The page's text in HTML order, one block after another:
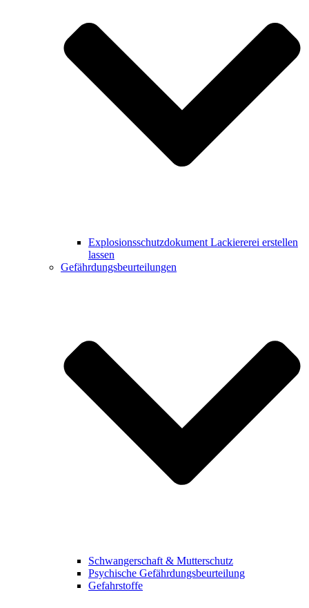
Explosionsschutzdokument Lackiererei erstellen
lassen
Gefährdungsbeurteilungen
Schwangerschaft & Mutterschutz
Psychische Gefährdungsbeurteilung
Gefahrstoffe